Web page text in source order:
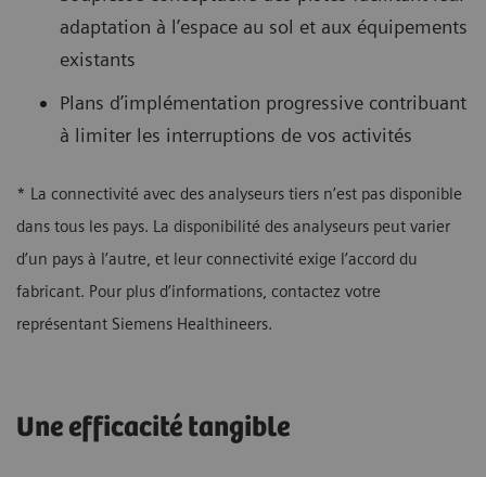
adaptation à l’espace au sol et aux équipements
existants
Plans d’implémentation progressive contribuant
à limiter les interruptions de vos activités
* La connectivité avec des analyseurs tiers n’est pas disponible
dans tous les pays. La disponibilité des analyseurs peut varier
d’un pays à l’autre, et leur connectivité exige l’accord du
fabricant. Pour plus d’informations, contactez votre
représentant Siemens Healthineers.
Une efficacité tangible